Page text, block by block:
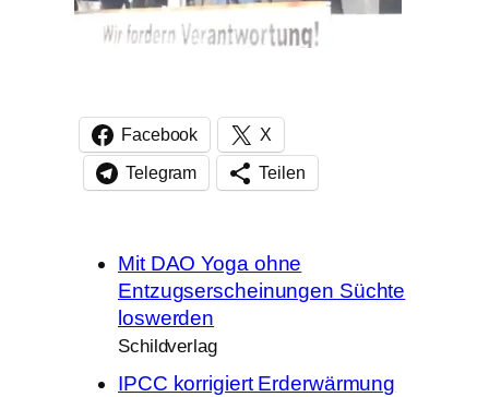
Facebook X
Telegram Teilen
Mit DAO Yoga ohne
Entzugserscheinungen Süchte
loswerden
Schildverlag
IPCC korrigiert Erderwärmung